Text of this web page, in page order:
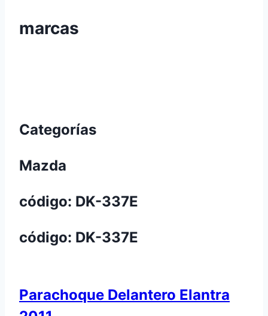
marcas
Categorías
Mazda
código: DK-337E
código: DK-337E
Parachoque Delantero Elantra